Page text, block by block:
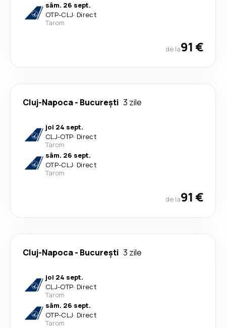
sâm. 26 sept.
OTP-CLJ· Direct
Tarom
de la91 €
Cluj-Napoca- București 3 zile
joi 24 sept.
CLJ-OTP· Direct
Tarom
sâm. 26 sept.
OTP-CLJ· Direct
Tarom
de la91 €
Cluj-Napoca- București 3 zile
joi 24 sept.
CLJ-OTP· Direct
Tarom
sâm. 26 sept.
OTP-CLJ· Direct
Tarom